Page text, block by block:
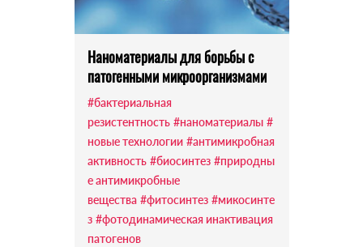
Наноматериалы для борьбы с
патогенными микроорганизмами
#бактериальная
резистентность #наноматериалы #
новые технологии #антимикробная
активность #биосинтез #природны
е антимикробные
вещества #фитосинтез #микосинте
з #фотодинамическая инактивация
патогенов